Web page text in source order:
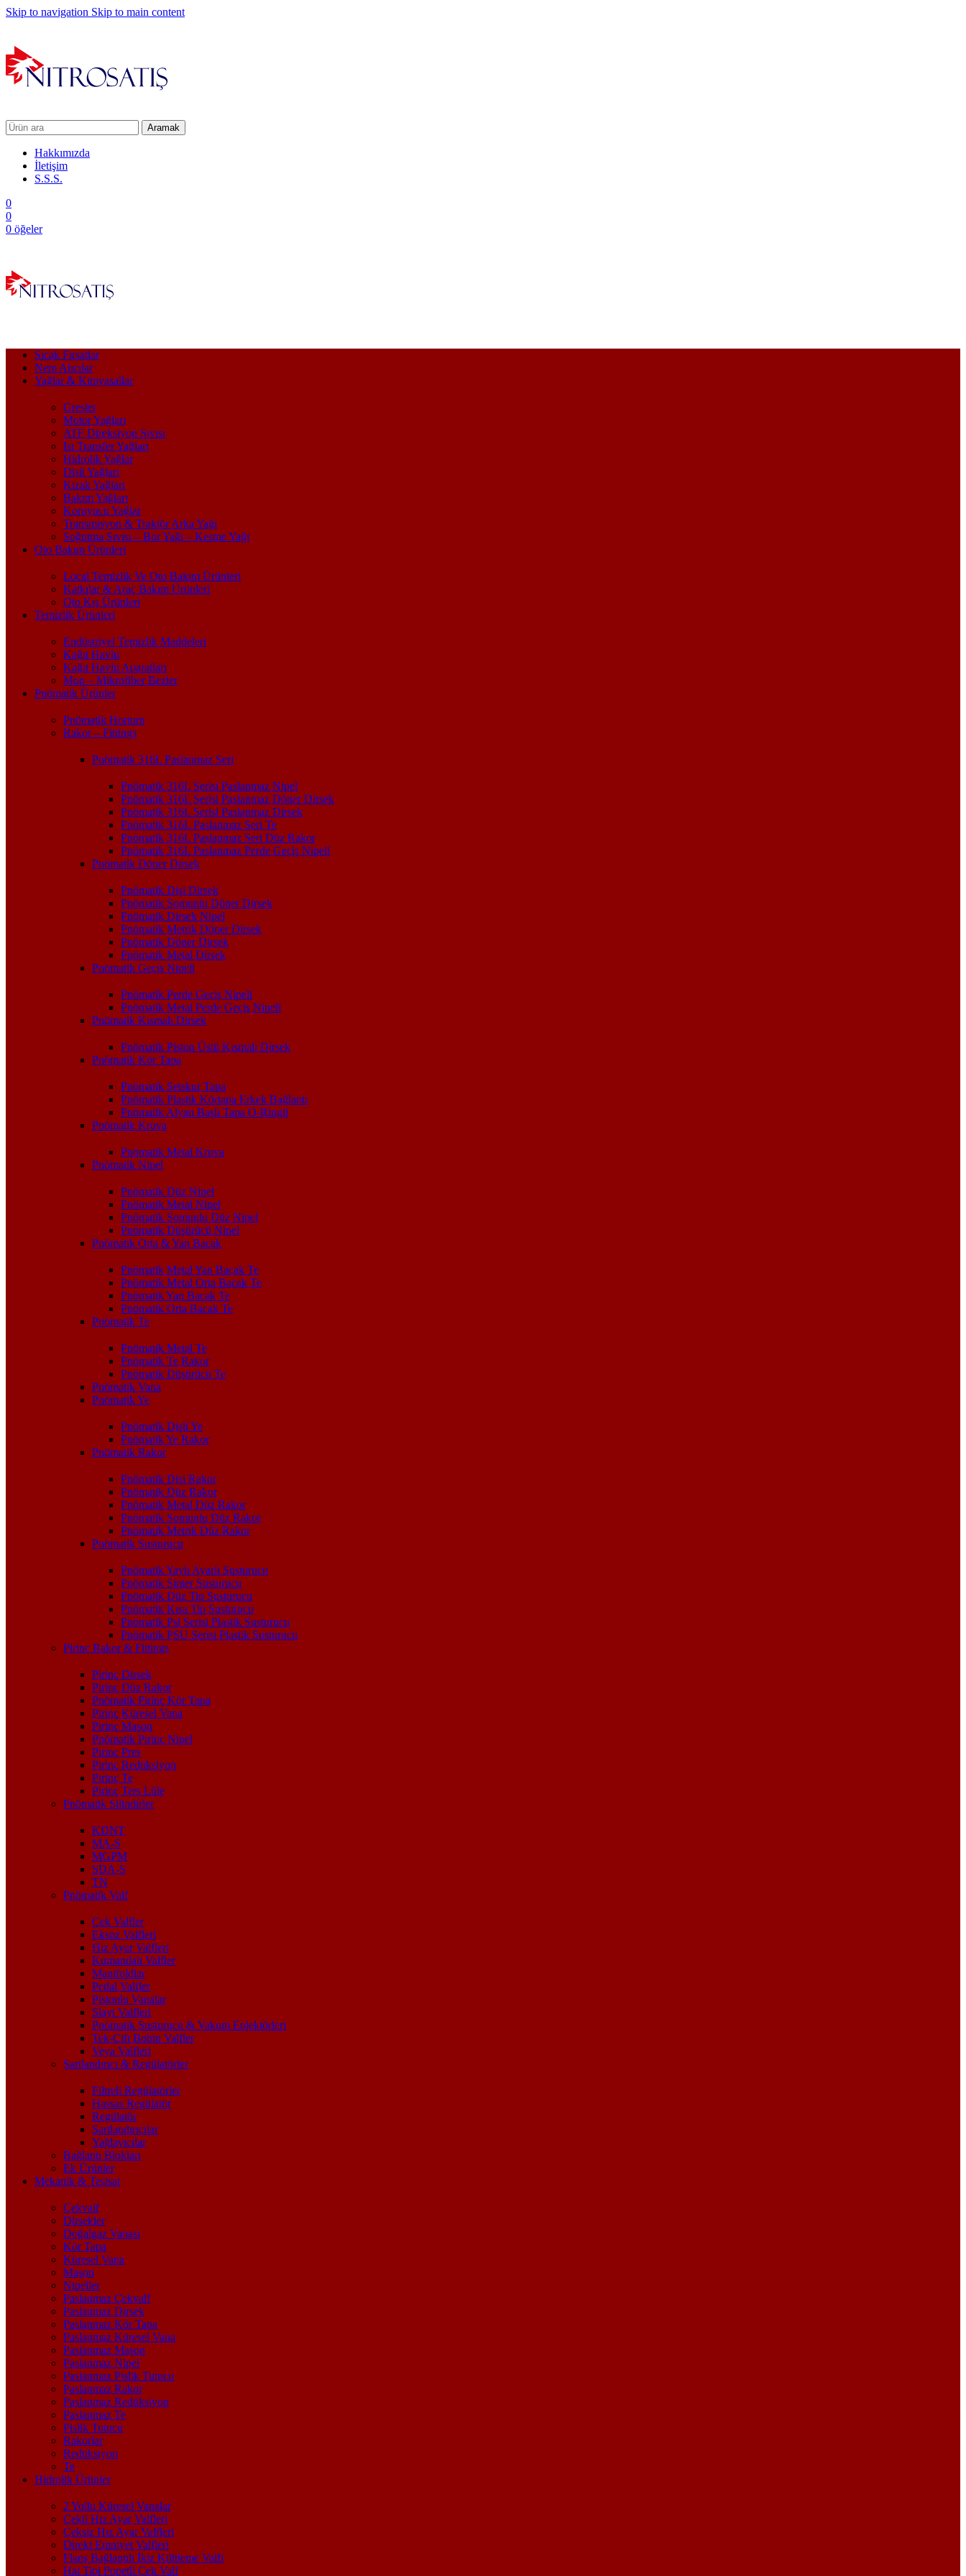
Skip to navigation Skip to main content
Aramak
Hakkımızda
İletişim
S.S.S.
0
0
0 öğeler
Sıcak Fırsatlar
Nem Alıcılar
Yağlar & Kimyasallar
Gresler
Motor Yağları
ATF Direksiyon Sıvısı
Isı Transfer Yağları
Hidrolik Yağlar
Dişli Yağları
Kızak Yağları
Bakım Yağları
Koruyucu Yağlar
Transmisyon & Traktör Arka Yağı
Soğutma Sıvısı – Bor Yağı – Kesme Yağı
Oto Bakım Ürünleri
Local Temizlik Ve Oto Bakım Ürünleri
Katkılar & Araç Bakım Ürünleri
Oto Kış Ürünleri
Temizlik Ürünleri
Endüstriyel Temizlik Maddeleri
Kağıt Havlu
Kağıt Havlu Aparatları
Mop – Mikrofiber Bezler
Pnömatik Ürünler
Pnömatik Hortum
Rakor – Fittings
Pnömatik 316L Paslanmaz Seri
Pnömatik 316L Serisi Paslanmaz Nipel
Pnömatik 316L Serisi Paslanmaz Döner Dirsek
Pnömatik 316L Serisi Paslanmaz Dirsek
Pnömatik 316L Paslanmaz Seri Te
Pnömatik 316L Paslanmaz Seri Düz Rakor
Pnömatik 316L Paslanmaz Perde Geçiş Nipeli
Pnömatik Döner Dirsek
Pnömatik Dişi Dirsek
Pnömatik Somunlu Döner Dirsek
Pnömatik Dirsek Nipel
Pnömatik Metrik Döner Dirsek
Pnömatik Döner Dirsek
Pnömatik Metal Dirsek
Pnömatik Geçiş Nipeli
Pnömatik Perde Geçiş Nipeli
Pnömatik Metal Perde Geçiş Nipeli
Pnömatik Kısmalı Dirsek
Pnömatik Piston Üstü Kısmalı Dirsek
Pnömatik Kör Tapa
Pnömatik Setskur Tapa
Pnömatik Plastik Körtapa Erkek Bağlantı
Pnömatik Alyan Başlı Tapa O-Ringli
Pnömatik Kruva
Pnömatik Metal Kruva
Pnömatik Nipel
Pnömatik Düz Nipel
Pnömatik Metal Nipel
Pnömatik Somunlu Düz Nipel
Pnömatik Düşürücü Nipel
Pnömatik Orta & Yan Bacak
Pnömatik Metal Yan Bacak Te
Pnömatik Metal Orta Bacak Te
Pnömatik Yan Bacak Te
Pnömatik Orta Bacak Te
Pnömatik Te
Pnömatik Metal Te
Pnömatik Te Rakor
Pnömatik Düşürücü Te
Pnömatik Vana
Pnömatik Ye
Pnömatik Dişli Ye
Pnömatik Ye Rakor
Pnömatik Rakor
Pnömatik Dişi Rakor
Pnömatik Düz Rakor
Pnömatik Metal Düz Rakor
Pnömatik Somunlu Düz Rakor
Pnömatik Metrik Düz Rakor
Pnömatik Susturucu
Pnömatik Yaylı Ayarlı Susturucu
Pnömatik Sinter Susturucu
Pnömatik Düz Tip Susturucu
Pnömatik Kısa Tip Susturucu
Pnömatik Psl Serisi Plastik Susturucu
Pnömatik PSU Serisi Plastik Susturucu
Pirinç Rakor & Fittings
Pirinç Dirsek
Pirinç Düz Rakor
Pnömatik Pirinç Kör Tapa
Pirinç Küresel Vana
Pirinç Maşon
Pnömatik Pirinç Nipel
Pirinç Pres
Pirinç Redüksiyon
Pirinç Te
Pirinç Ters Lüle
Pnömatik Silindirler
KDNT
MA-S
MGPM
SDA-S
TN
Pnömatik Valf
Çek Valfler
Eksoz Valfleri
Hız Ayar Valfleri
Kumandalı Valfler
Manifoldlar
Pedal Valfler
Pistonlu Vanalar
Slayt Valfleri
Pnömatik Susturucu & Vakum Enjektörleri
Tek-Çift Bobin Valfler
Veya Valfleri
Şartlandırıcı & Regülatörler
Filtreli Regülatörler
Hassas Regülatör
Regülatör
Şartlandırıcılar
Yağlayıcılar
Bağlantı Blokları
Ek Ürünler
Mekanik & Tesisat
Çekvalf
Dirsekler
Doğalgaz Vanası
Kör Tapa
Küresel Vana
Maşon
Nipeller
Paslanmaz Çekvalf
Paslanmaz Dirsek
Paslanmaz Kör Tapa
Paslanmaz Küresel Vana
Paslanmaz Maşon
Paslanmaz Nipel
Paslanmaz Pislik Tutucu
Paslanmaz Rakor
Paslanmaz Redüksiyon
Paslanmaz Te
Pislik Tutucu
Rakorlar
Redüksiyon
Te
Hidrolik Ürünler
2 Yollu Küresel Vanalar
Çekli Hız Ayar Valfleri
Çeksiz Hız Ayar Valfleri
Direkt Emniyet Valfleri
Flanş Bağlantılı İkiz Kilitleme Valfi
Hat Tipi Popetli Çek Valf